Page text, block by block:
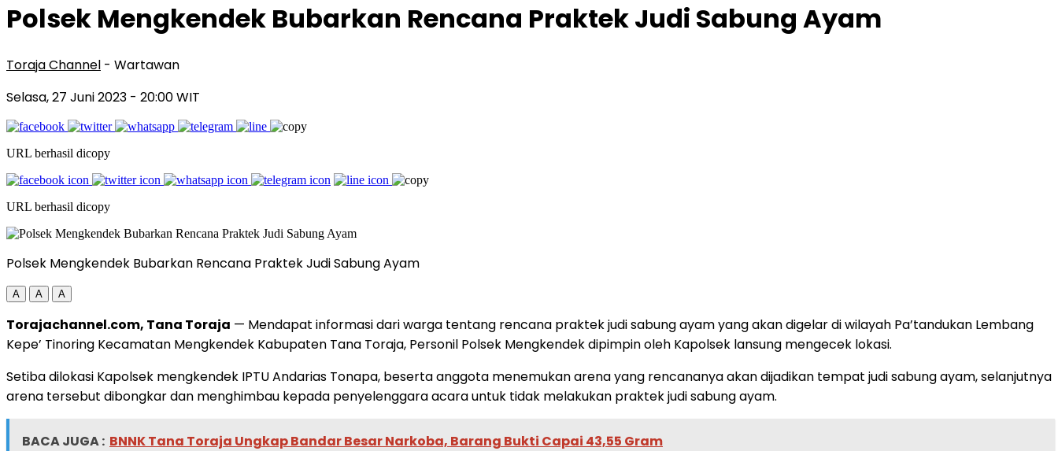
Polsek Mengkendek Bubarkan Rencana Praktek Judi Sabung Ayam
Toraja Channel - Wartawan
Selasa, 27 Juni 2023 - 20:00 WIT
URL berhasil dicopy
URL berhasil dicopy
Polsek Mengkendek Bubarkan Rencana Praktek Judi Sabung Ayam
A A A
Torajachannel.com, Tana Toraja — Mendapat informasi dari warga tentang rencana praktek judi sabung ayam yang akan digelar di wilayah Pa’tandukan Lembang
Kepe’ Tinoring Kecamatan Mengkendek Kabupaten Tana Toraja, Personil Polsek Mengkendek dipimpin oleh Kapolsek lansung mengecek lokasi.
Setiba dilokasi Kapolsek mengkendek IPTU Andarias Tonapa, beserta anggota menemukan arena yang rencananya akan dijadikan tempat judi sabung ayam, selanjutnya
arena tersebut dibongkar dan menghimbau kepada penyelenggara acara untuk tidak melakukan praktek judi sabung ayam.
BACA JUGA : BNNK Tana Toraja Ungkap Bandar Besar Narkoba, Barang Bukti Capai 43,55 Gram